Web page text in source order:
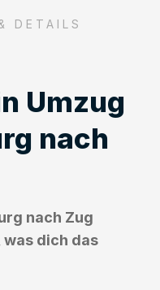
DETAILS
Umzug
nach
nach Zug
dich das